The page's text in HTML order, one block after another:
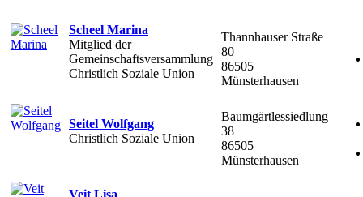
Scheel Marina
Mitglied der
Gemeinschaftsversammlung
Christlich Soziale Union
Thannhauser Straße
80
86505
Münsterhausen
Seitel Wolfgang
Christlich Soziale Union
Baumgärtlessiedlung
38
86505
Münsterhausen
Veit Lisa